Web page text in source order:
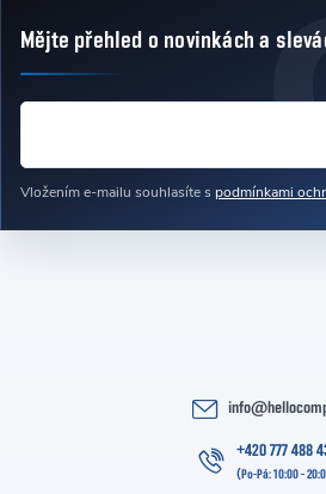
Zápatí
Mějte přehled o novinkácha
Vložením e-mailu souhlasíte s podmínkami
info@
+420 777 488